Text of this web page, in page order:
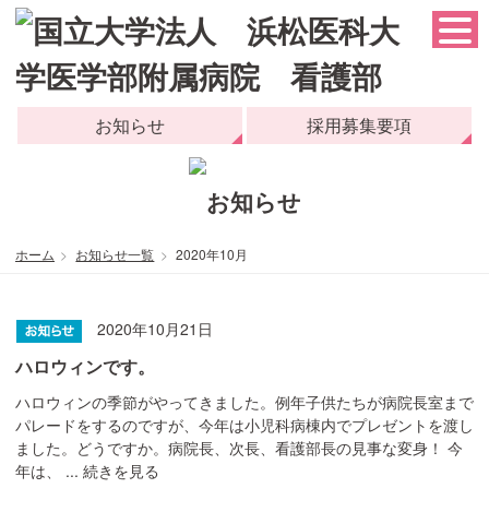
お知らせ 採用募集要項
ホーム お知らせ一覧 2020年10月
2020年10月21日
ハロウィンです。
ハロウィンの季節がやってきました。例年子供たちが病院長室まで
パレードをするのですが、今年は小児科病棟内でプレゼントを渡し
ました。どうですか。病院長、次長、看護部長の見事な変身！ 今
年は、 ... 続きを見る